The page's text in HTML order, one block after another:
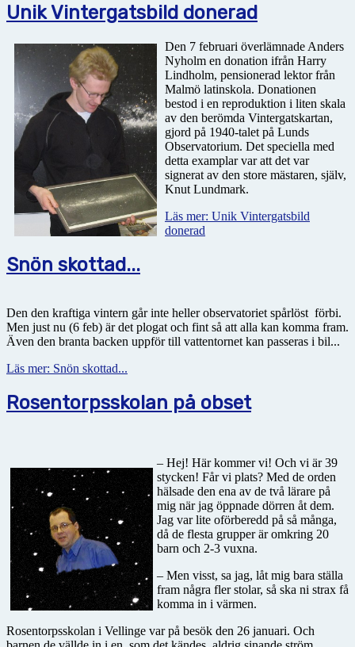
Unik Vintergatsbild donerad
Den 7 februari överlämnade Anders
Nyholm en donation ifrån Harry
Lindholm, pensionerad lektor från
Malmö latinskola. Donationen
bestod i en reproduktion i liten skala
av den berömda Vintergatskartan,
gjord på 1940-talet på Lunds
Observatorium. Det speciella med
detta examplar var att det var
signerat av den store mästaren, själv,
Knut Lundmark.
Läs mer: Unik Vintergatsbild
donerad
Snön skottad...
Den den kraftiga vintern går inte heller observatoriet spårlöst förbi.
Men just nu (6 feb) är det plogat och fint så att alla kan komma fram.
Även den branta backen uppför till vattentornet kan passeras i bil...
Läs mer: Snön skottad...
Rosentorpsskolan på obset
– Hej! Här kommer vi! Och vi är 39
stycken! Får vi plats? Med de orden
hälsade den ena av de två lärare på
mig när jag öppnade dörren åt dem.
Jag var lite oförberedd på så många,
då de flesta grupper är omkring 20
barn och 2-3 vuxna.
– Men visst, sa jag, låt mig bara ställa
fram några fler stolar, så ska ni strax få
komma in i värmen.
Rosentorpsskolan i Vellinge var på besök den 26 januari. Och